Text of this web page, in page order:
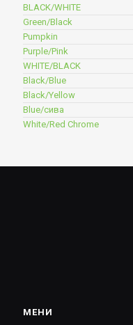
BLACK/WHITE
Green/Black
Pumpkin
Purple/Pink
WHITE/BLACK
Black/Blue
Black/Yellow
Blue/сива
White/Red Chrome
МЕНИ